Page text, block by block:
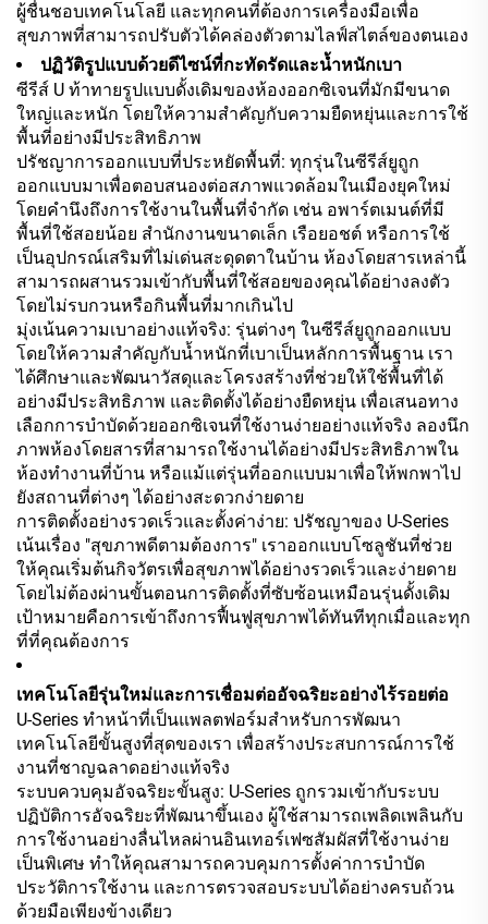
ผู้ชื่นชอบเทคโนโลยี และทุกคนที่ต้องการเครื่องมือเพื่อ
สุขภาพที่สามารถปรับตัวได้คล่องตัวตามไลฟ์สไตล์ของตนเอง
ปฏิวัติรูปแบบด้วยดีไซน์ที่กะทัดรัดและน้ำหนักเบา
ซีรีส์ U ท้าทายรูปแบบดั้งเดิมของห้องออกซิเจนที่มักมีขนาด
ใหญ่และหนัก โดยให้ความสำคัญกับความยืดหยุ่นและการใช้
พื้นที่อย่างมีประสิทธิภาพ
ปรัชญาการออกแบบที่ประหยัดพื้นที่: ทุกรุ่นในซีรีส์ยูถูก
ออกแบบมาเพื่อตอบสนองต่อสภาพแวดล้อมในเมืองยุคใหม่
โดยคำนึงถึงการใช้งานในพื้นที่จำกัด เช่น อพาร์ตเมนต์ที่มี
พื้นที่ใช้สอยน้อย สำนักงานขนาดเล็ก เรือยอชต์ หรือการใช้
เป็นอุปกรณ์เสริมที่ไม่เด่นสะดุดตาในบ้าน ห้องโดยสารเหล่านี้
สามารถผสานรวมเข้ากับพื้นที่ใช้สอยของคุณได้อย่างลงตัว
โดยไม่รบกวนหรือกินพื้นที่มากเกินไป
มุ่งเน้นความเบาอย่างแท้จริง: รุ่นต่างๆ ในซีรีส์ยูถูกออกแบบ
โดยให้ความสำคัญกับน้ำหนักที่เบาเป็นหลักการพื้นฐาน เรา
ได้ศึกษาและพัฒนาวัสดุและโครงสร้างที่ช่วยให้ใช้พื้นที่ได้
อย่างมีประสิทธิภาพ และติดตั้งได้อย่างยืดหยุ่น เพื่อเสนอทาง
เลือกการบำบัดด้วยออกซิเจนที่ใช้งานง่ายอย่างแท้จริง ลองนึก
ภาพห้องโดยสารที่สามารถใช้งานได้อย่างมีประสิทธิภาพใน
ห้องทำงานที่บ้าน หรือแม้แต่รุ่นที่ออกแบบมาเพื่อให้พกพาไป
ยังสถานที่ต่างๆ ได้อย่างสะดวกง่ายดาย
การติดตั้งอย่างรวดเร็วและตั้งค่าง่าย: ปรัชญาของ U-Series
เน้นเรื่อง "สุขภาพดีตามต้องการ" เราออกแบบโซลูชันที่ช่วย
ให้คุณเริ่มต้นกิจวัตรเพื่อสุขภาพได้อย่างรวดเร็วและง่ายดาย
โดยไม่ต้องผ่านขั้นตอนการติดตั้งที่ซับซ้อนเหมือนรุ่นดั้งเดิม
เป้าหมายคือการเข้าถึงการฟื้นฟูสุขภาพได้ทันทีทุกเมื่อและทุก
ที่ที่คุณต้องการ
เทคโนโลยีรุ่นใหม่และการเชื่อมต่ออัจฉริยะอย่างไร้รอยต่อ
U-Series ทำหน้าที่เป็นแพลตฟอร์มสำหรับการพัฒนา
เทคโนโลยีขั้นสูงที่สุดของเรา เพื่อสร้างประสบการณ์การใช้
งานที่ชาญฉลาดอย่างแท้จริง
ระบบควบคุมอัจฉริยะขั้นสูง: U-Series ถูกรวมเข้ากับระบบ
ปฏิบัติการอัจฉริยะที่พัฒนาขึ้นเอง ผู้ใช้สามารถเพลิดเพลินกับ
การใช้งานอย่างลื่นไหลผ่านอินเทอร์เฟซสัมผัสที่ใช้งานง่าย
เป็นพิเศษ ทำให้คุณสามารถควบคุมการตั้งค่าการบำบัด
ประวัติการใช้งาน และการตรวจสอบระบบได้อย่างครบถ้วน
ด้วยมือเพียงข้างเดียว